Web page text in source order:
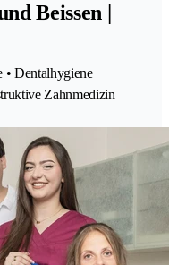
Beissen |
• Dentalhygiene
Zahnmedizin